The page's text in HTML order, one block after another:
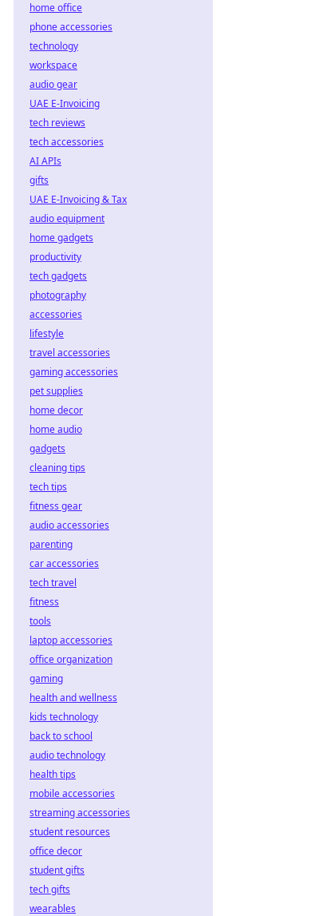
home office
phone accessories
technology
workspace
audio gear
UAE E-Invoicing
tech reviews
tech accessories
AI APIs
gifts
UAE E-Invoicing & Tax
audio equipment
home gadgets
productivity
tech gadgets
photography
accessories
lifestyle
travel accessories
gaming accessories
pet supplies
home decor
home audio
gadgets
cleaning tips
tech tips
fitness gear
audio accessories
parenting
car accessories
tech travel
fitness
tools
laptop accessories
office organization
gaming
health and wellness
kids technology
back to school
audio technology
health tips
mobile accessories
streaming accessories
student resources
office decor
student gifts
tech gifts
wearables